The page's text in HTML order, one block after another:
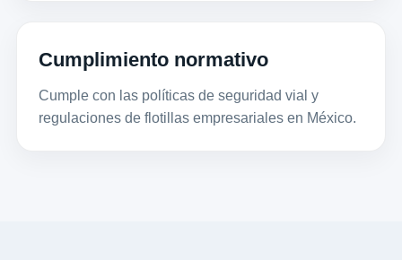
Cumplimiento normativo
Cumple con las políticas de seguridad vial y
regulaciones de flotillas empresariales en México.